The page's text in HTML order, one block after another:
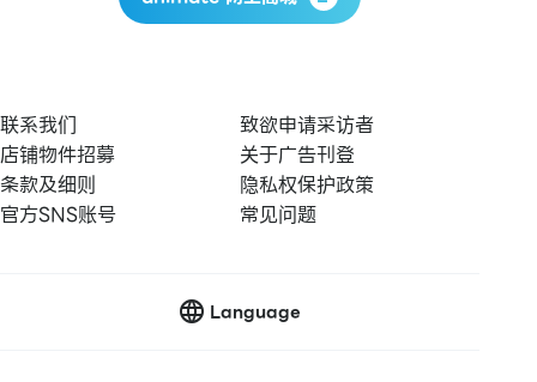
联系我们
致欲申请采访者
店铺物件招募
关于广告刊登
条款及细则
隐私权保护政策
官方SNS账号
常见问题
Language